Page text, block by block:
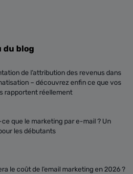
du blog
de l’attribution des revenus dans
– découvrez enfin ce que vos
rapportent réellement
ce que le marketing par e-mail ? Un
les débutants
le coût de l’email marketing en 2026 ?